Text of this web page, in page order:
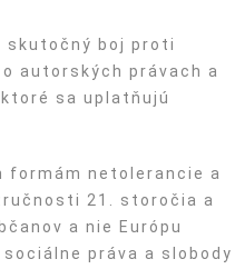
skutočný boj proti
autorských právach a
sa uplatňujú
formám netolerancie a
21. storočia a
a nie Európu
práva a slobody